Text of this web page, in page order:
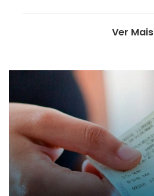
Ver Mais